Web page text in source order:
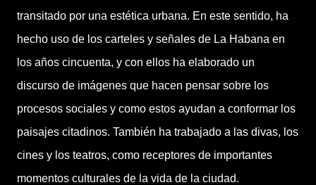
transitado por una estética urbana. En este sentido, ha
hecho uso de los carteles y señales de La Habana en
los años cincuenta, y con ellos ha elaborado un
discurso de imágenes que hacen pensar sobre los
procesos sociales y como estos ayudan a conformar los
paisajes citadinos. También ha trabajado a las divas, los
cines y los teatros, como receptores de importantes
momentos culturales de la vida de la ciudad.